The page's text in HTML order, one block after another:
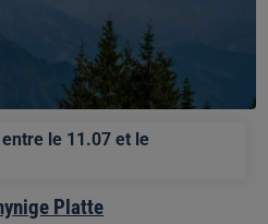
le 11.07 et le
Platte